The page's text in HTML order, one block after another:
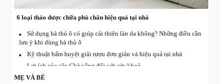
6 loại thảo dược chữa phù chân hiệu quả tại nhà
Sử dụng hà thủ ô có giúp cải thiện làn da không? Những điều cần
lưu ý khi dùng hà thủ ô
Kỹ thuật bấm huyệt giải rượu đơn giản và hiệu quả tại nhà
Lợi ích của cây Chè vằng đối với sức khoẻ
Tam thất mật ong là gì và những lợi ích khi sử dụng đúng cách
MẸ VÀ BÉ